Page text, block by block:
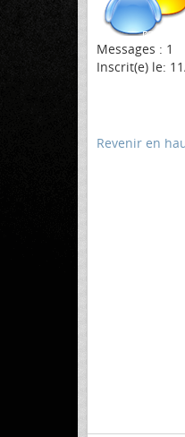
Messages : 1
Inscrit(e) le:
Revenir en